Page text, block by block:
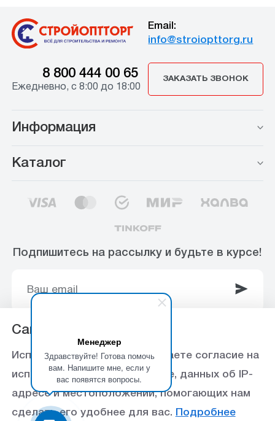
Менеджер
Здравствуйте! Готова помочь
вам. Напишите мне, если у
вас появятся вопросы.
Email:
info@stroiopttorg.ru
8 800 444 00 65
Ежедневно, с 8:00 до 18:00
ЗАКАЗАТЬ ЗВОНОК
Информация
Каталог
Подпишитесь на рассылку и будьте в курсе!
© 2003-2025 Интернет-магазин ООО
«Стройоптторг» р/с 40702810360000102415 в
Ставропольское отделение №5230 ПАО Сбербанк,
БИК 040702615
Сайт использует Cookie
Используя данный сайт, вы даете согласие на
использование файлов cookie, данных об IP-
адресе и местоположении, помогающих нам
сделать его удобнее для вас. Подробнее